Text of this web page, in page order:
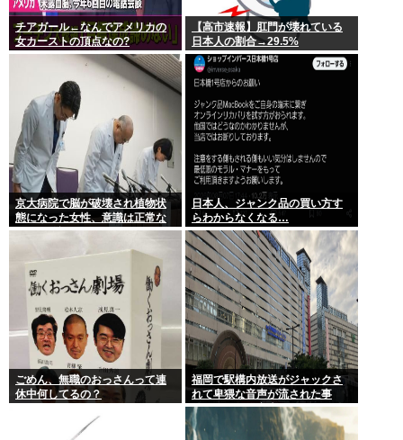
チアガール←なんでアメリカの
女カーストの頂点なの?
【高市速報】肛門が壊れている
日本人の割合→29.5%
京大病院で脳が破壊され植物状
態になった女性、意識は正常な
ことが確認されおわる
日本人、ジャンク品の買い方す
らわからなくなる…
ごめん、無職のおっさんって連
休中何してるの？
福岡で駅構内放送がジャックさ
れて卑猥な音声が流された事
件、やはり元音声は動ありの動
画だった